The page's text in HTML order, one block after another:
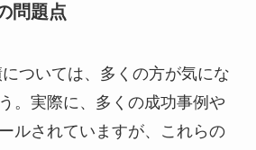
問題点
ついては、多くの方が気にな
。実際に、多くの成功事例や
ルされていますが、これらの